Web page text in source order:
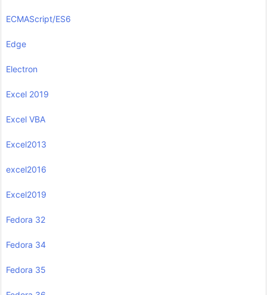
ECMAScript/ES6
Edge
Electron
Excel 2019
Excel VBA
Excel2013
excel2016
Excel2019
Fedora 32
Fedora 34
Fedora 35